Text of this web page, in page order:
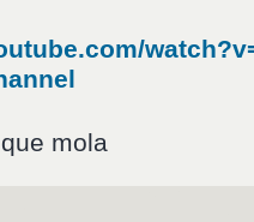
mola